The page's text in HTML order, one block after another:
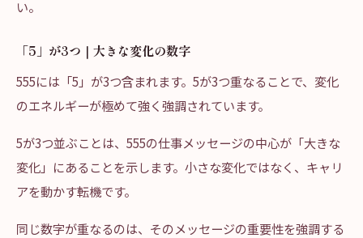
い。
「5」が3つ｜大きな変化の数字
555には「5」が3つ含まれます。5が3つ重なることで、変化
のエネルギーが極めて強く強調されています。
5が3つ並ぶことは、555の仕事メッセージの中心が「大きな
変化」にあることを示します。小さな変化ではなく、キャリ
アを動かす転機です。
同じ数字が重なるのは、そのメッセージの重要性を強調する